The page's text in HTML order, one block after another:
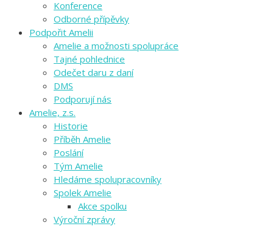
Konference
Odborné přípěvky
Podpořit Amelii
Amelie a možnosti spolupráce
Tajné pohlednice
Odečet daru z daní
DMS
Podporují nás
Amelie, z.s.
Historie
Příběh Amelie
Poslání
Tým Amelie
Hledáme spolupracovníky
Spolek Amelie
Akce spolku
Výroční zprávy